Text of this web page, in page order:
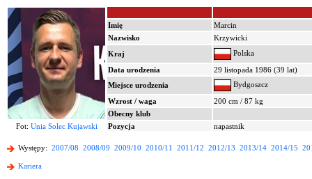
Imię
Marcin
Nazwisko
Krzywicki
Kraj
Polska
Data urodzenia
29 listopada 1986 (39 lat)
Miejsce urodzenia
Bydgoszcz
Wzrost / waga
200 cm / 87 kg
Obecny klub
Fot: Unia Solec Kujawski Pozycja napastnik
Występy: 2007/08 2008/09 2009/10 2010/11 2011/12 2012/13 2013/14 2014/15
Kariera